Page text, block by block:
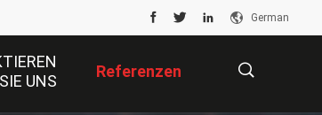
German
SIE UNS
Referenzen